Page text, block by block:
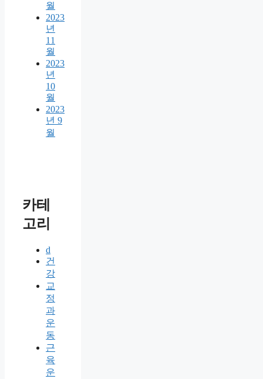
월
2023
년
11
월
2023
년
10
월
2023
년 9
월
카테
고리
d
건
강
교
정
과
운
동
근
육
운